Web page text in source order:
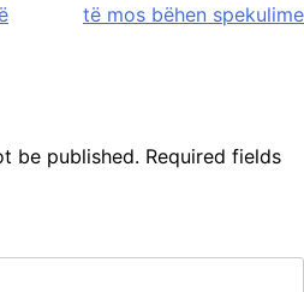
të mos bëhen spekulime
be published. Required fields